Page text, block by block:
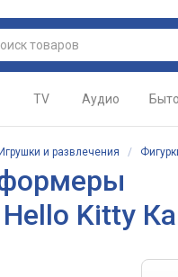
TV Аудио
Игрушки и развлечения /
Kitty